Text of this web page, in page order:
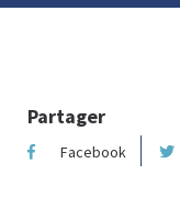
Partager
Facebook